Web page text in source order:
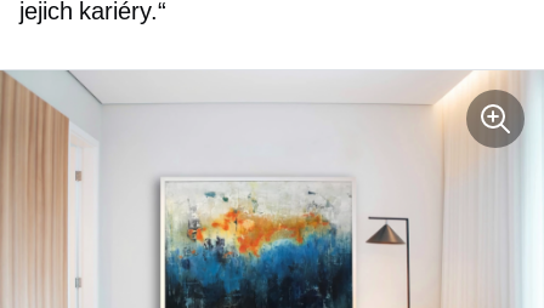
jejich kariéry.“